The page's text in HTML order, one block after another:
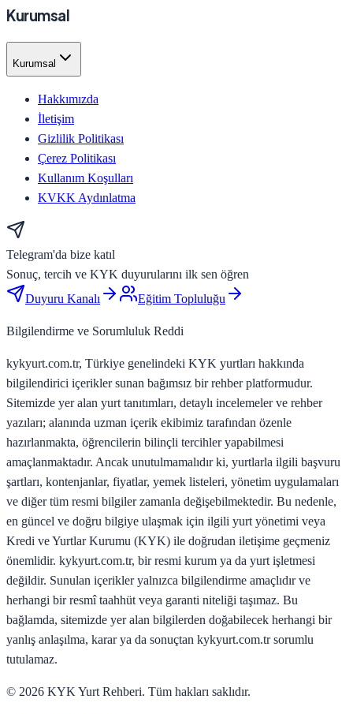
Kurumsal
Kurumsal
Hakkımızda
İletişim
Gizlilik Politikası
Çerez Politikası
Kullanım Koşulları
KVKK Aydınlatma
Telegram'da bize katıl
Sonuç, tercih ve KYK duyurularını ilk sen öğren
Duyuru Kanalı
Eğitim Topluluğu
Bilgilendirme ve Sorumluluk Reddi
kykyurt.com.tr, Türkiye genelindeki KYK yurtları hakkında
bilgilendirici içerikler sunan bağımsız bir rehber platformudur.
Sitemizde yer alan yurt tanıtımları, detaylı incelemeler ve rehber
yazıları; alanında uzman içerik ekibimiz tarafından özenle
hazırlanmakta, öğrencilerin bilinçli tercihler yapabilmesi
amaçlanmaktadır. Ancak unutulmamalıdır ki, yurtlarla ilgili başvuru
şartları, kontenjanlar, fiyatlar, yemek listeleri, yönetim uygulamaları
ve diğer tüm resmi bilgiler zamanla değişebilmektedir. Bu nedenle,
en güncel ve doğru bilgiye ulaşmak için ilgili yurt yönetimi veya
Kredi ve Yurtlar Kurumu (KYK) ile doğrudan iletişime geçmeniz
önemlidir. kykyurt.com.tr, bir resmi kurum ya da yurt işletmesi
değildir. Sunulan içerikler yalnızca bilgilendirme amaçlıdır ve
herhangi bir resmî taahhüt veya garanti niteliği taşımaz. Bu
bağlamda, sitemizde yer alan bilgilerden doğabilecek herhangi bir
yanlış anlaşılma, karar ya da sonuçtan kykyurt.com.tr sorumlu
tutulamaz.
© 2026 KYK Yurt Rehberi. Tüm hakları saklıdır.